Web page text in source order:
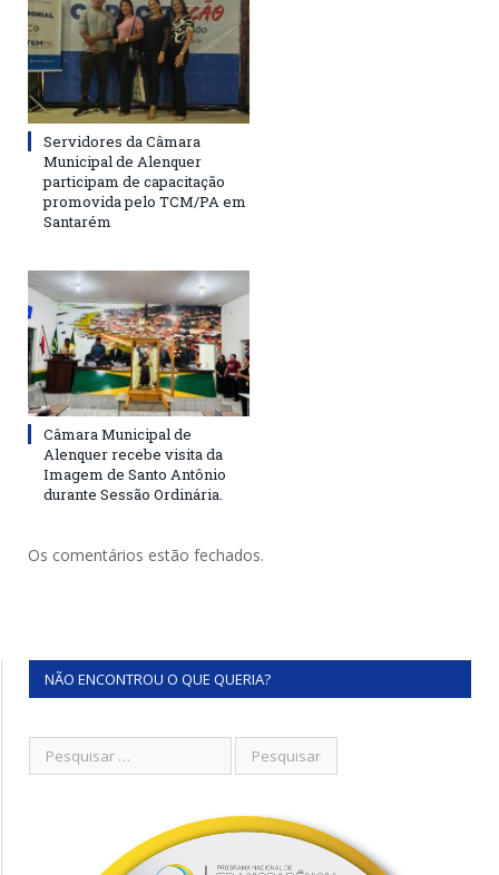
Servidores da Câmara
Municipal de Alenquer
participam de capacitação
promovida pelo TCM/PA em
Santarém
Câmara Municipal de
Alenquer recebe visita da
Imagem de Santo Antônio
durante Sessão Ordinária.
Os comentários estão fechados.
NÃO ENCONTROU O QUE QUERIA?